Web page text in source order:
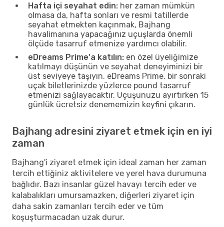
Hafta içi seyahat edin: her zaman mümkün
olmasa da, hafta sonları ve resmi tatillerde
seyahat etmekten kaçınmak, Bajhang
havalimanına yapacağınız uçuşlarda önemli
ölçüde tasarruf etmenize yardımcı olabilir.
eDreams Prime'a katılın: en özel üyeliğimize
katılmayı düşünün ve seyahat deneyiminizi bir
üst seviyeye taşıyın. eDreams Prime, bir sonraki
uçak biletlerinizde yüzlerce pound tasarruf
etmenizi sağlayacaktır. Uçuşunuzu ayırtırken 15
günlük ücretsiz denememizin keyfini çıkarın.
Bajhang adresini ziyaret etmek için en iyi
zaman
Bajhang'i ziyaret etmek için ideal zaman her zaman
tercih ettiğiniz aktivitelere ve yerel hava durumuna
bağlıdır. Bazı insanlar güzel havayı tercih eder ve
kalabalıkları umursamazken, diğerleri ziyaret için
daha sakin zamanları tercih eder ve tüm
koşuşturmacadan uzak durur.